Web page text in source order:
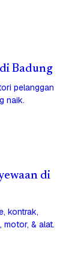
Badung
pelanggan
naik.
di
kontrak,
motor, & alat.